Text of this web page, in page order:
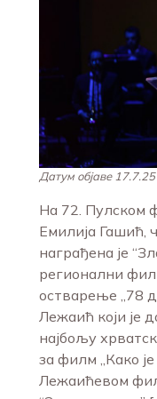
Датум објаве 17.7.25
На 72. Пулском
Емилија
награђена је
регионални
остварење „78
Лежаић који је
најбољу
за филм „Како
Лежаићевом